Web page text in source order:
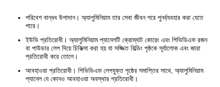
পরিবেশ বান্ধব উপাদান। অ্যালুমিনিয়াম তার সেবা জীবন পরে পুনর্ব্যবহার করা যেতে
পারে।
ইউভি প্রতিরোধী। অ্যালুমিনিয়াম প্যানেলটি ক্রোম্যাট কোয়েং এবং পিভিডিএফ রজন
বা পাউডার লেপ দিয়ে চিকিত্সা করা হয় যা সজ্জিত বিল্ডিং পৃষ্ঠকে সূর্যালোক এবং জারা
প্রতিরোধী করে তোলে।
আবহাওয়া প্রতিরোধী। পিভিডিএফ লেপযুক্ত পৃষ্ঠের সমাপ্তির সাথে, অ্যালুমিনিয়াম
প্যানেল যে কোনও আবহাওয়া অবস্থার প্রতিরোধী।